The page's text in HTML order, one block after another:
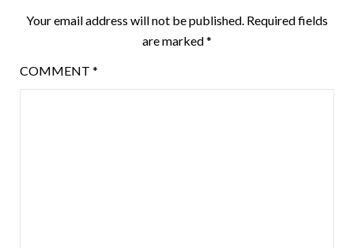
Your email address will not be published. Required fields
are marked*
COMMENT *